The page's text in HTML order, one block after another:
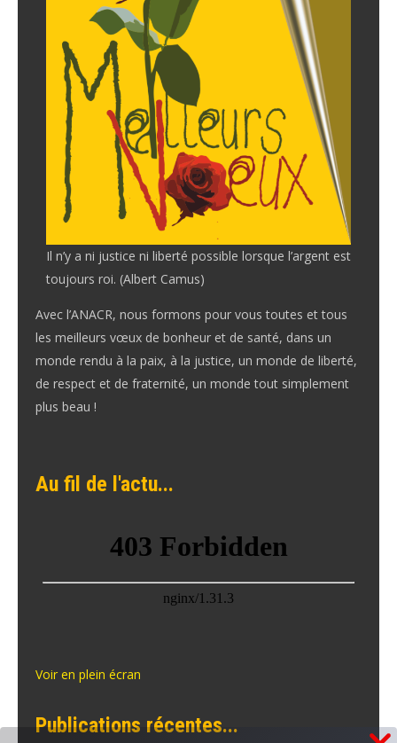
Il n’y a ni justice ni liberté possible lorsque l’argent est
toujours roi. (Albert Camus)
Avec l’ANACR, nous formons pour vous toutes et tous
les meilleurs vœux de bonheur et de santé, dans un
monde rendu à la paix, à la justice, un monde de liberté,
de respect et de fraternité, un monde tout simplement
plus beau !
Au fil de l'actu...
Voir en plein écran
Publications récentes...